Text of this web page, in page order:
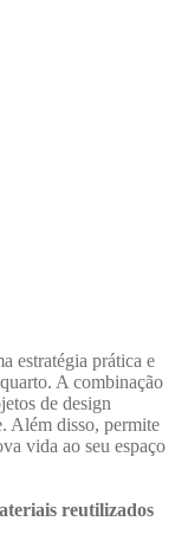
estratégia prática e
A combinação
de design
Além disso, permite
vida ao seu espaço
reutilizados